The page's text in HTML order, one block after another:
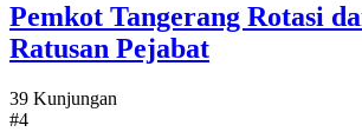
Pemkot Tangerang Rotasi
Ratusan Pejabat
39 Kunjungan
#4